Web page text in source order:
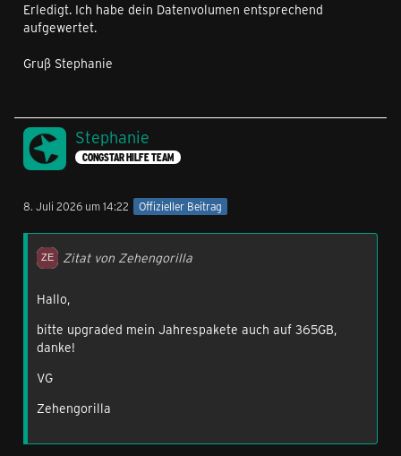
Erledigt. Ich habe dein Datenvolumen entsprechend
aufgewertet.
Gruß Stephanie
Stephanie
CONGSTAR HILFE TEAM
8. Juli 2026 um 14:22 Offizieller Beitrag
Zitat von Zehengorilla
Hallo,
bitte upgraded mein Jahrespakete auch auf 365GB,
danke!
VG
Zehengorilla